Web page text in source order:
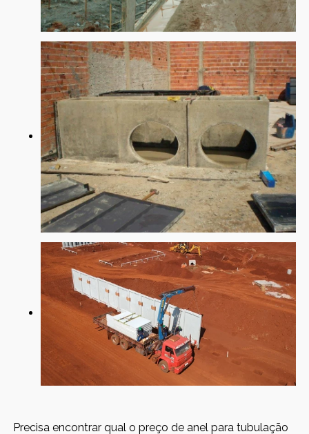
Precisa encontrar qual o preço de anel para tubulação